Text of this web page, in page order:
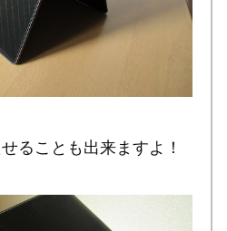
ることも出来ますよ！